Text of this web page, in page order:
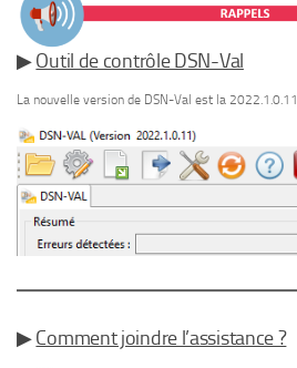
▶Outil de contrôle DSN-Val
La nouvelle version de DSN-Val est la 2022.1.0.11.
▶Comment joindre l’assistance ?